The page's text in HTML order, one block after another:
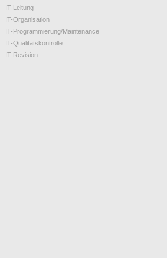
IT-Leitung
IT-Organisation
IT-Programmierung/Maintenance
IT-Qualitätskontrolle
IT-Revision